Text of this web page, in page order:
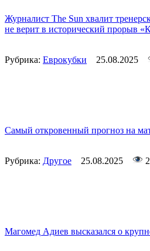
Журналист The Sun хвалит
не верит в исторический прорыв
Рубрика: Еврокубки 25.08.2025
Самый откровенный прогноз на
Рубрика: Другое 25.08.2025
Магомед Адиев высказался о